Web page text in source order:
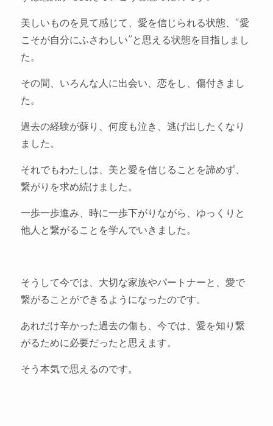
美しいものを見て感じて、愛を信じられる状態、“愛
こそが自分にふさわしい”と思える状態を目指しまし
た。
その間、いろんな人に出会い、恋をし、傷付きまし
た。
過去の経験が蘇り、何度も泣き、逃げ出したくなり
ました。
それでもわたしは、美と愛を信じることを諦めず、
繋がりを求め続けました。
一歩一歩進み、時に一歩下がりながら、ゆっくりと
他人と繋がることを学んでいきました。
そうして今では、大切な家族やパートナーと、愛で
繋がることができるようになったのです。
あれだけ辛かった過去の傷も、今では、愛を知り繋
がるために必要だったと思えます。
そう本気で思えるのです。